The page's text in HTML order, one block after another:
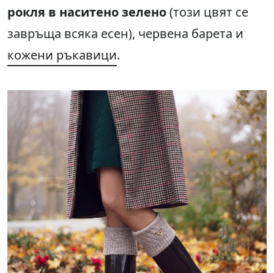
рокля в наситено зелено(този цвят се
завръща всяка есен), червена барета и
кожени ръкавици.